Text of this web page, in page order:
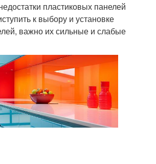
пластиковых панелей
к выбору и установке
важно их сильные и слабые